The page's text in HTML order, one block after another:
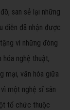
san sẻ lại những
diễn đã nhận được
vì những đóng
nghệ thuật,
mại, văn hóa giữa
một nghệ sĩ sân
tổ chức thuộc